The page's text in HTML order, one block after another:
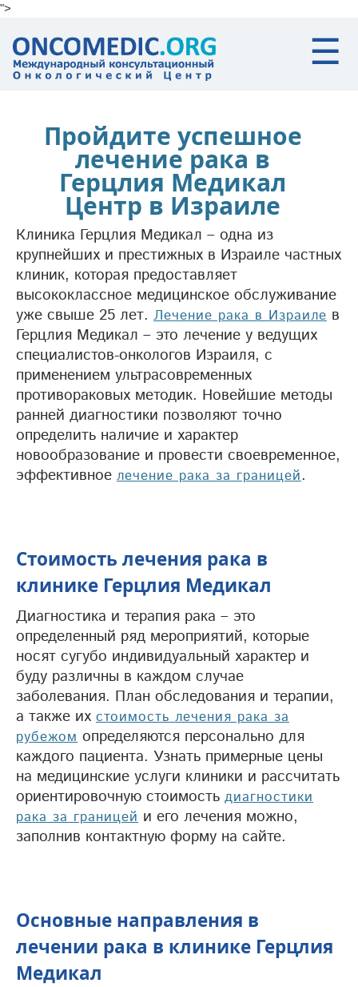
">
☰
Пройдите успешное
лечение рака в
Герцлия Медикал
Центр в Израиле
Клиника Герцлия Медикал – одна из
крупнейших и престижных в Израиле частных
клиник, которая предоставляет
высококлассное медицинское обслуживание
уже свыше 25 лет. Лечение рака в Израиле в
Герцлия Медикал – это лечение у ведущих
специалистов-онкологов Израиля, с
применением ультрасовременных
противораковых методик. Новейшие методы
ранней диагностики позволяют точно
определить наличие и характер
новообразование и провести своевременное,
эффективное лечение рака за границей.
Стоимость лечения рака в
клинике Герцлия Медикал
Диагностика и терапия рака – это
определенный ряд мероприятий, которые
носят сугубо индивидуальный характер и
буду различны в каждом случае
заболевания. План обследования и терапии,
а также их стоимость лечения рака за
рубежом определяются персонально для
каждого пациента. Узнать примерные цены
на медицинские услуги клиники и рассчитать
ориентировочную стоимость диагностики
рака за границей и его лечения можно,
заполнив контактную форму на сайте.
Основные направления в
лечении рака в клинике Герцлия
Медикал